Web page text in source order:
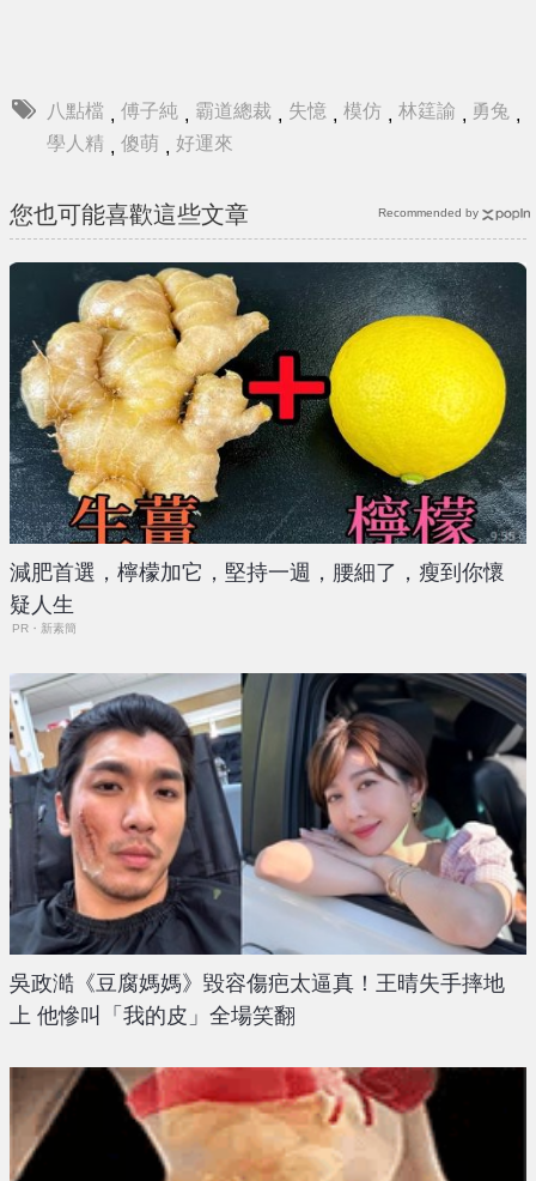
八點檔 , 傅子純 , 霸道總裁 , 失憶 , 模仿 , 林筳諭 , 勇兔 ,
學人精 , 傻萌 , 好運來
您也可能喜歡這些文章
減肥首選，檸檬加它，堅持一週，腰細了，瘦到你懷
疑人生
PR・新素簡
吳政澔《豆腐媽媽》毀容傷疤太逼真！王晴失手摔地
上 他慘叫「我的皮」全場笑翻
Recommended by